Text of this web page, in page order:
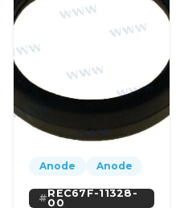
Anode Anode
REC67F-11328-
00